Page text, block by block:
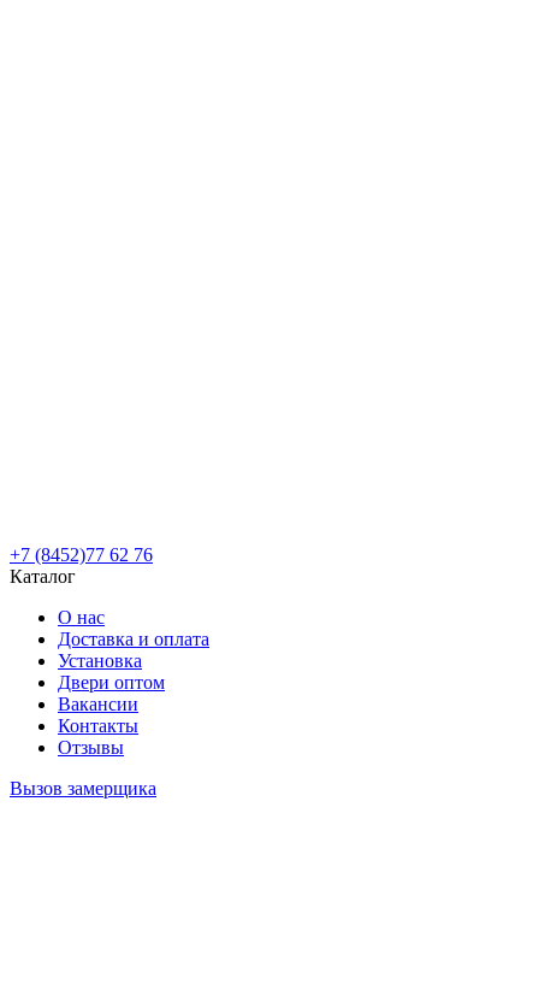
+7 (8452)77 62 76
Каталог
О нас
Доставка и оплата
Установка
Двери оптом
Вакансии
Контакты
Отзывы
Вызов замерщика